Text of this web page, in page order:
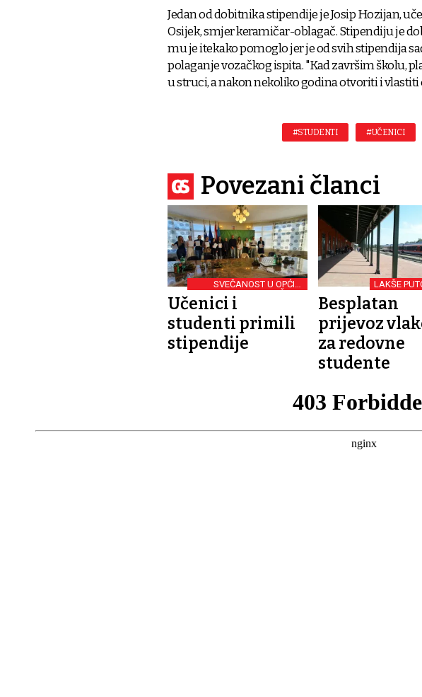
Jedan od dobitnika stipendije je Josip Hozijan,
Osijek, smjer keramičar-oblagač. Stipendiju je
mu je itekako pomoglo jer je od svih stipendija
polaganje vozačkog ispita. "Kad završim školu,
u struci, a nakon nekoliko godina otvoriti i vlastiti
#STUDENTI #UČENICI
Povezani članci
SVEČANOST U OPĆINI
ČEPIN
Učenici i
studenti primili
stipendije
LAKŠE
Besplatan
prijevoz
za redovne
studente